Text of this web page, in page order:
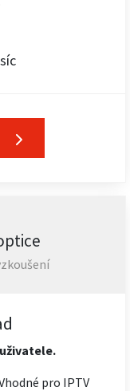
pro IPTV